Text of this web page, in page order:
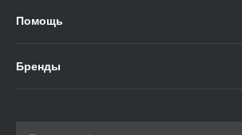
Помощь
Бренды